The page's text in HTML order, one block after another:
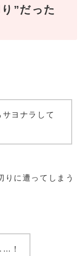
”だった
ヨナラして
りに遭ってしまう
！